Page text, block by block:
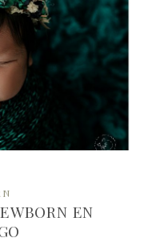
EN